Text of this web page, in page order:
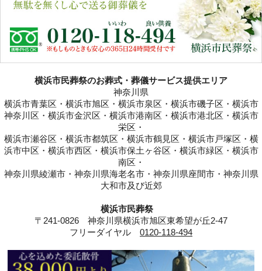
横浜市民葬祭のお葬式・葬儀サービス提供エリア
神奈川県
横浜市青葉区・横浜市旭区・横浜市泉区・横浜市磯子区・横浜市
神奈川区・横浜市金沢区・横浜市港南区・横浜市港北区・横浜市
栄区・
横浜市瀬谷区・横浜市都筑区・横浜市鶴見区・横浜市戸塚区・横
浜市中区・横浜市西区・横浜市保土ヶ谷区・横浜市緑区・横浜市
南区・
神奈川県綾瀬市・神奈川県海老名市・神奈川県座間市・神奈川県
大和市及び近郊
横浜市民葬祭
〒241-0826 神奈川県横浜市旭区東希望が丘2-47
フリーダイヤル 0120-118-494